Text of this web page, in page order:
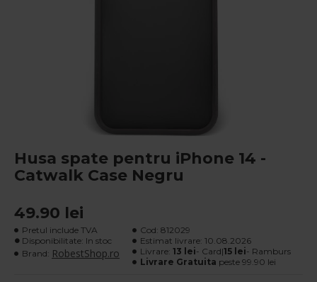
Husa spate pentru iPhone 14 -
Catwalk Case Negru
49.90 lei
Pretul include TVA
Disponibilitate: In stoc
Brand: RobestShop.ro
Cod: 812029
Estimat livrare: 10.08.2026
Livrare: 13 lei- Card|15 lei- Ramburs
Livrare Gratuita peste 99.90 lei